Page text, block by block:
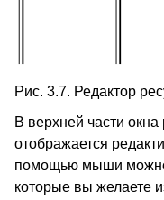
Рис. 3.7. Редактор
В верхней части
отображается
помощью мыши можно
которые вы желаете